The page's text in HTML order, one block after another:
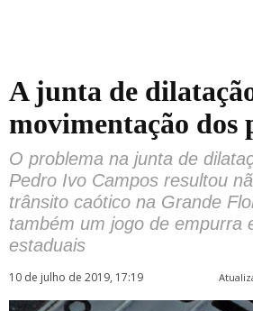
A junta de
movimentação dos
O problema na junta de
Pedro Ivo Campos resultou
trânsito caótico na Grande
também um jogo de empurra
estaduais
10 de julho de 2019, 17:19